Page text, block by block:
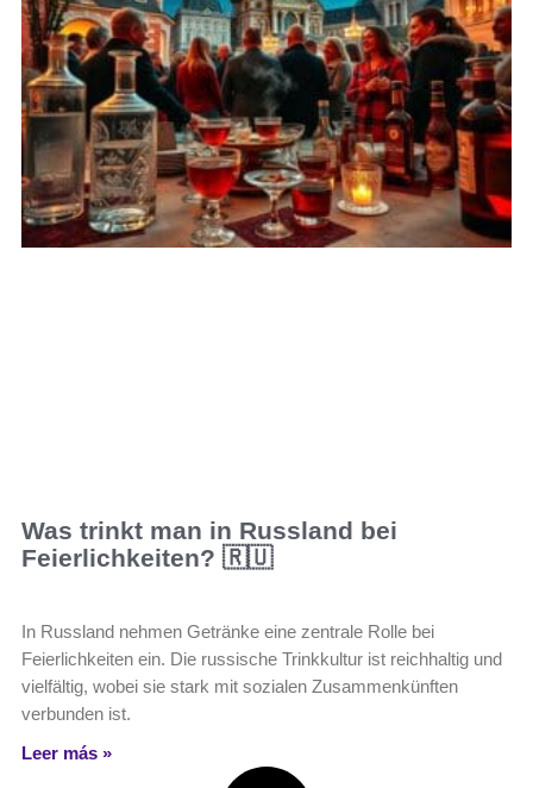
Was trinkt man in Russland bei
Feierlichkeiten? 🇷🇺
In Russland nehmen Getränke eine zentrale Rolle bei
Feierlichkeiten ein. Die russische Trinkkultur ist reichhaltig und
vielfältig, wobei sie stark mit sozialen Zusammenkünften
verbunden ist.
Leer más »